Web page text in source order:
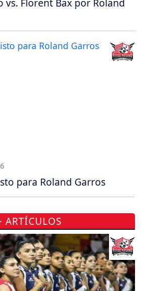
vs. Florent Bax por Roland
para Roland Garros
ARTÍCULOS